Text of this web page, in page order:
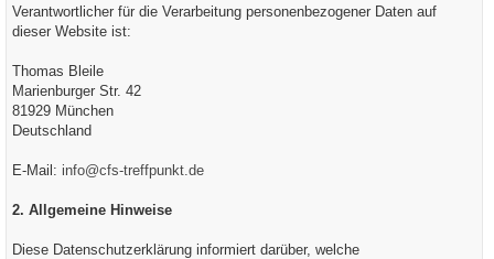
Verantwortlicher für die Verarbeitung personenbezogener Daten auf
dieser Website ist:
Thomas Bleile
Marienburger Str. 42
81929 München
Deutschland
E-Mail: info@cfs-treffpunkt.de
2. Allgemeine Hinweise
Diese Datenschutzerklärung informiert darüber, welche